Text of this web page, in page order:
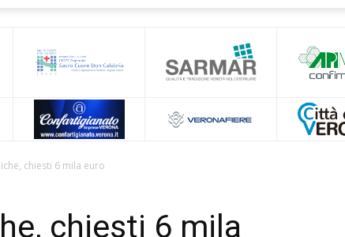
Veneto
chiesti 6 mila euro
chiesti 6 mila